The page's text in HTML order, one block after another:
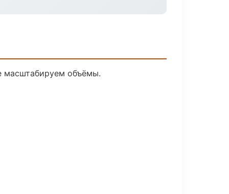
масштабируем объёмы.